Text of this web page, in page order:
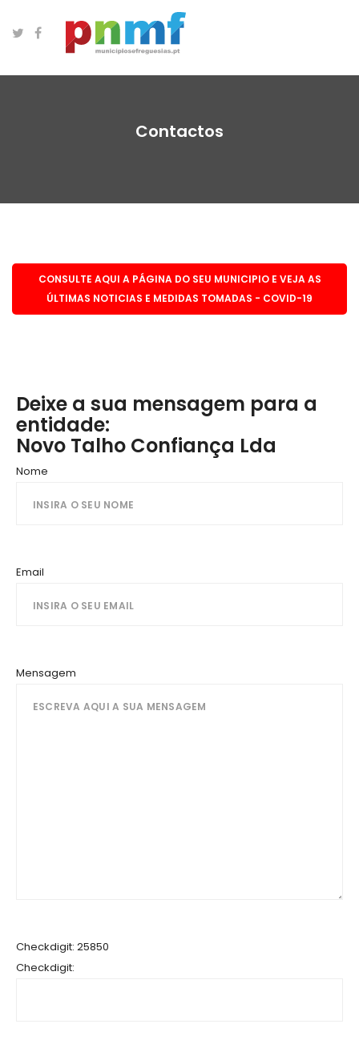
Contactos
CONSULTE AQUI A PÁGINA DO SEU MUNICIPIO E VEJA AS
ÚLTIMAS NOTICIAS E MEDIDAS TOMADAS - COVID-19
Deixe a sua mensagem para a
entidade:
Novo Talho Confiança Lda
Nome
Email
Mensagem
Checkdigit: 25850
Checkdigit: